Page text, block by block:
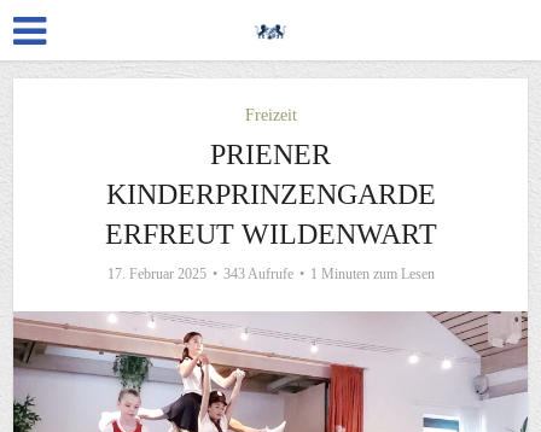
Freizeit
PRIENER
KINDERPRINZENGARDE
ERFREUT WILDENWART
17. Februar 2025 343 Aufrufe 1 Minuten zum Lesen